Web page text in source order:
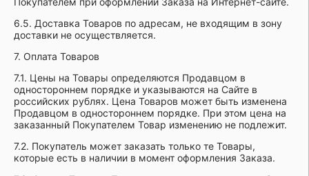
6.5. Доставка Товаров по адресам, не входящим в зону
доставки не осуществляется.
7. Оплата Товаров
7.1. Цены на Товары определяются Продавцом в
одностороннем порядке и указываются на Сайте в
российских рублях. Цена Товаров может быть изменена
Продавцом в одностороннем порядке. При этом цена на
заказанный Покупателем Товар изменению не подлежит.
7.2. Покупатель может заказать только те Товары,
которые есть в наличии в момент оформления Заказа.